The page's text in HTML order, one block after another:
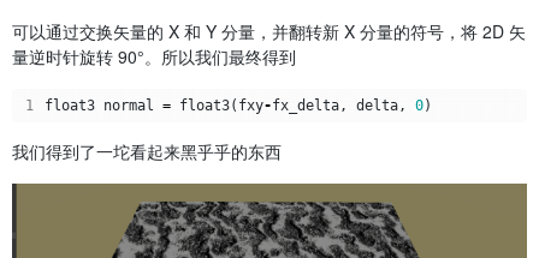
可以通过交换矢量的 X 和 Y 分量，并翻转新 X 分量的符号，将 2D 矢
量逆时针旋转 90°。所以我们最终得到
1 float3 normal = float3( fxy-fx_delta , delta , 0)
我们得到了一坨看起来黑乎乎的东西